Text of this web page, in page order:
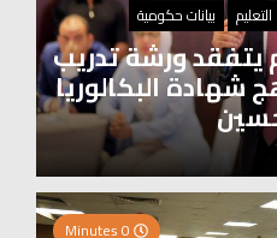
التعليم بيانات حكومية
يتفقد ورشة تدريب
شهادة البكالوريا